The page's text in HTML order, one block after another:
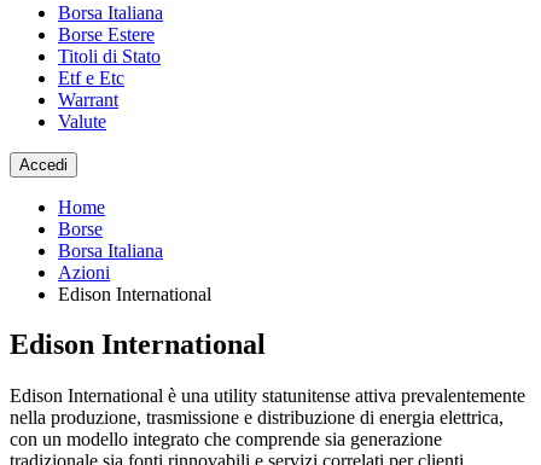
Borsa Italiana
Borse Estere
Titoli di Stato
Etf e Etc
Warrant
Valute
Accedi
Home
Borse
Borsa Italiana
Azioni
Edison International
Edison International
Edison International è una utility statunitense attiva prevalentemente
nella produzione, trasmissione e distribuzione di energia elettrica,
con un modello integrato che comprende sia generazione